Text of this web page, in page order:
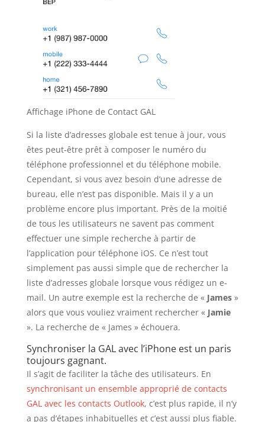
Affichage iPhone de Contact GAL
Si la liste d’adresses globale est tenue à jour, vous
êtes peut-être prêt à composer le numéro du
téléphone professionnel et du téléphone mobile.
Cependant, si vous avez besoin d’une adresse de
bureau, elle n’est pas disponible. Mais il y a un
problème encore plus important. Près de la moitié
de tous les utilisateurs ne savent pas comment
effectuer une simple recherche à partir de
l’application pour téléphone iOS. Ce n’est tout
simplement pas aussi simple que de rechercher la
liste d’adresses globale lorsque vous rédigez un e-
mail. Un autre exemple est la recherche de « James»
alors que vous vouliez vraiment rechercher « Jamie
». La recherche de « James » échouera.
Synchroniser la GAL avec l’iPhone est un paris
toujours gagnant.
Il s’agit de faciliter la tâche des utilisateurs. En
synchronisant un ensemble approprié de contacts
GAL avec les contacts Outlook, c’est plus rapide, il n’y
a pas d’étapes inhabituelles et c’est aussi plus fiable.